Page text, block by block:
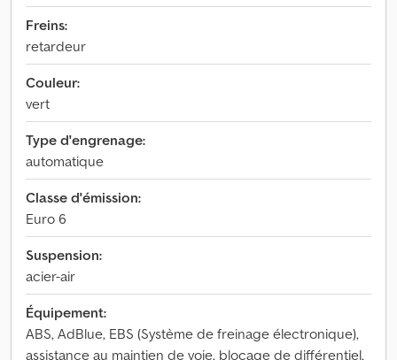
Freins:
retardeur
Couleur:
vert
Type d'engrenage:
automatique
Classe d'émission:
Euro 6
Suspension:
acier-air
Équipement:
ABS, AdBlue, EBS (Système de freinage électronique),
assistance au maintien de voie, blocage de différentiel,